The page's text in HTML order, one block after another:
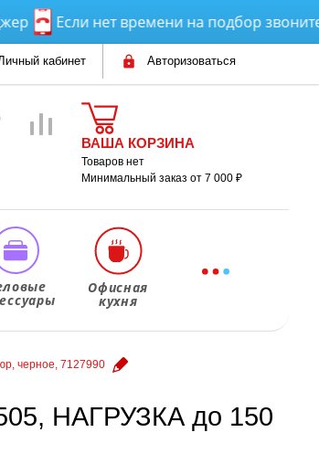
Если нет времени на подбор звоните
кабинет Авторизоваться
ВАША КОРЗИНА
Товаров нет
Минимальный заказ от 7 000 ₽
Офисная
кухня
черное, 7127990
НАГРУЗКА до 150